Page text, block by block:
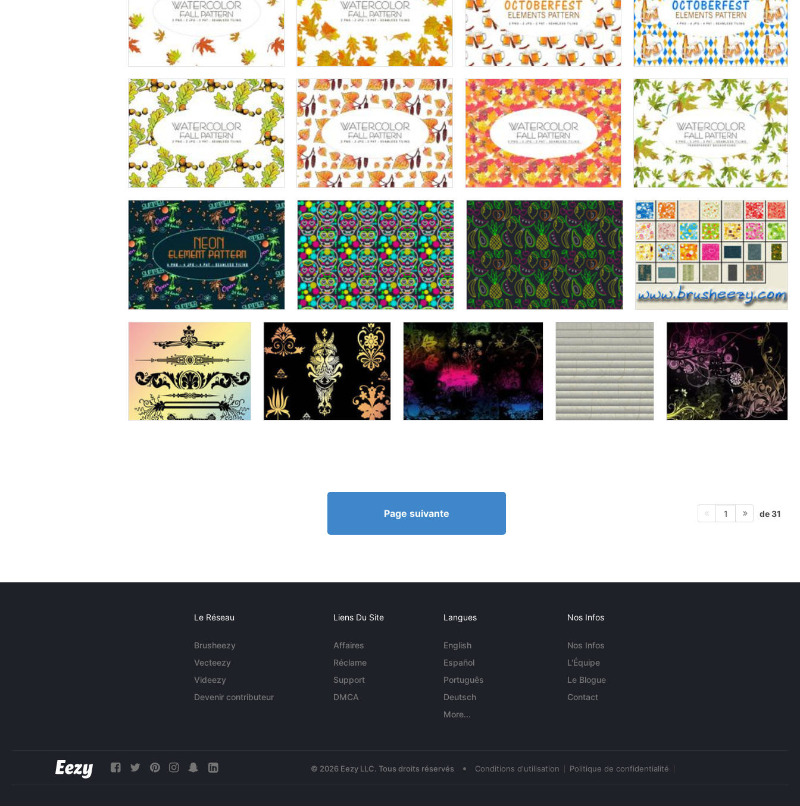
Page suivante 1 de 31
Le Réseau
Brusheezy
Vecteezy
Videezy
Devenir contributeur
Liens Du Site
Affaires
Réclame
Support
DMCA
Langues
English
Español
Português
Deutsch
More...
Nos Infos
Nos Infos
L'Équipe
Le Blogue
Contact
© 2026 Eezy LLC. Tous droits réservés • Conditions d'utilisation Politique de confidentialité